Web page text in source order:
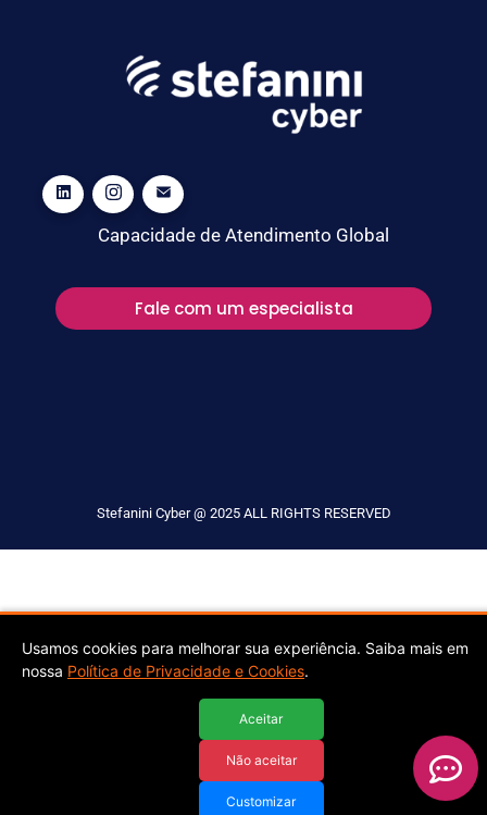
Capacidade de Atendimento Global
Fale com um especialista
Usamos cookies para melhorar sua experiência. Saiba mais em
nossa Política de Privacidade e Cookies.
Aceitar
Não aceitar
Customizar
Stefanini Cyber @ 2025 ALL RIGHTS RESERVED